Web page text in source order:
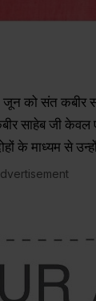
को संत कबीर
साहेब जी
के माध्यम से